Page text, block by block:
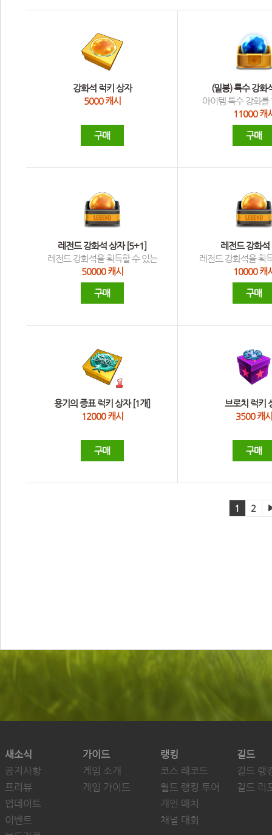
강화석 럭키 상자
5000 캐시
구매
(밀봉) 특수 강화
아이템 특수 강화를
11000 캐
구매
레전드 강화석 상자 [5+1]
레전드 강화석을 획득할 수 있는
50000 캐시
구매
레전드 강화석
레전드 강화석을 획
10000 캐
구매
용기의 증표 럭키 상자 [1개]
12000 캐시
구매
브로치 럭키
3500 캐시
구매
1 2
새소식
공지사항
프리뷰
업데이트
이벤트
가이드
게임 소개
게임 가이드
랭킹
코스 레코드
월드 랭킹 투어
개인 매치
채널 대회
길드
길드 랭
길드 리